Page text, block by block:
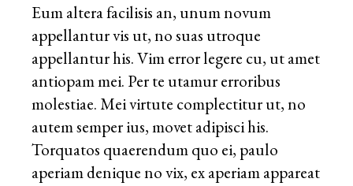
Eum altera facilisis an, unum novum
appellantur vis ut, no suas utroque
appellantur his. Vim error legere cu, ut amet
antiopam mei. Per te utamur erroribus
molestiae. Mei virtute complectitur ut, no
autem semper ius, movet adipisci his.
Torquatos quaerendum quo ei, paulo
aperiam denique no vix, ex aperiam appareat